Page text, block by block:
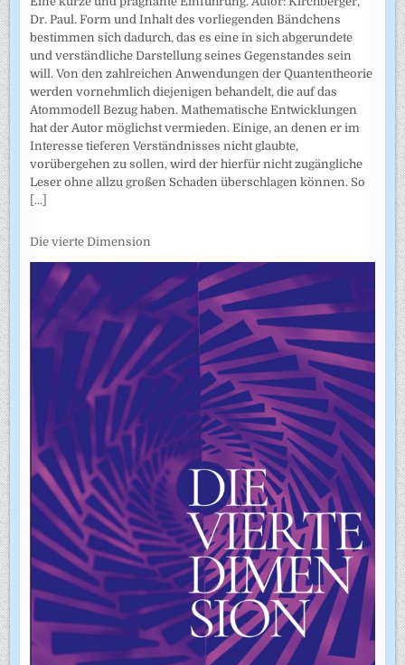
Dr. Paul. Form und Inhalt des vorliegenden Bändchens
bestimmen sich dadurch, das es eine in sich abgerundete
und verständliche Darstellung seines Gegenstandes sein
will. Von den zahlreichen Anwendungen der Quantentheorie
werden vornehmlich diejenigen behandelt, die auf das
Atommodell Bezug haben. Mathematische Entwicklungen
hat der Autor möglichst vermieden. Einige, an denen er im
Interesse tieferen Verständnisses nicht glaubte,
vorübergehen zu sollen, wird der hierfür nicht zugängliche
Leser ohne allzu großen Schaden überschlagen können. So
[...]
Die vierte Dimension